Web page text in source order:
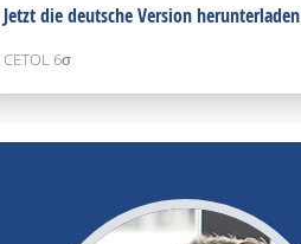
Jetzt die deutsche Version herunterladen
CETOL 6σ